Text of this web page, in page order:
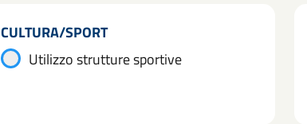
CULTURA/SPORT
Utilizzo strutture sportive